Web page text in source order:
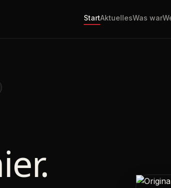
StartAktuellesWas war